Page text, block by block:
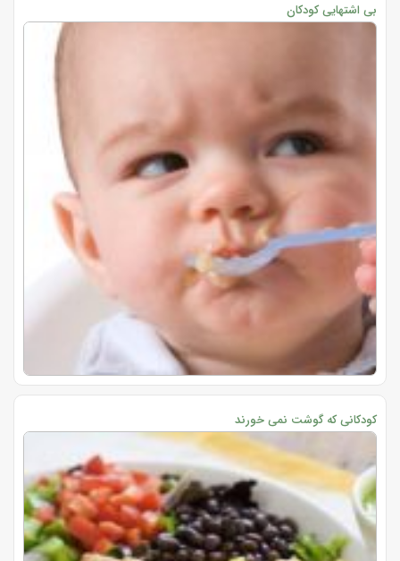
بی اشتهایی کودکان
کودکانی که گوشت نمی خورند